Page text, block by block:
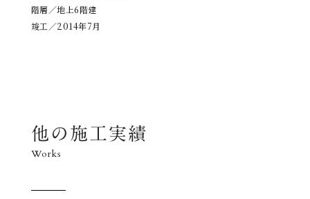
階層／地上6階建
竣工／2014年7月
他の施工実績
Works